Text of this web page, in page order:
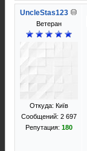
UncleStas123
Ветеран
Откуда: Київ
Сообщений: 2 697
Репутация: 180